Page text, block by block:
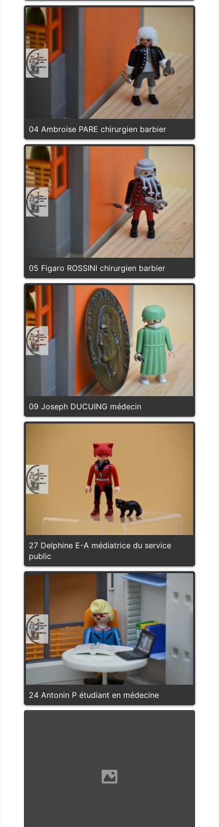
04 Ambroise PARE chirurgien barbier
05 Figaro ROSSINI chirurgien barbier
09 Joseph DUCUING médecin
27 Delphine E-A médiatrice du service
public
24 Antonin P étudiant en médecine